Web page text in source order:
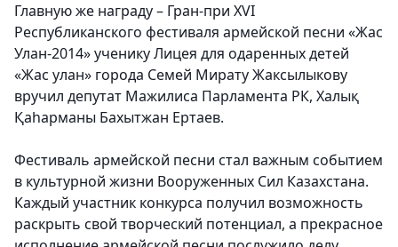
Главную же награду – Гран-при XVI
Республиканского фестиваля армейской песни «Жас
Улан-2014» ученику Лицея для одаренных детей
«Жас улан» города Семей Мирату Жаксылыкову
вручил депутат Мажилиса Парламента РК, Халық
Қаһарманы Бахытжан Ертаев.
Фестиваль армейской песни стал важным событием
в культурной жизни Вооруженных Сил Казахстана.
Каждый участник конкурса получил возможность
раскрыть свой творческий потенциал, а прекрасное